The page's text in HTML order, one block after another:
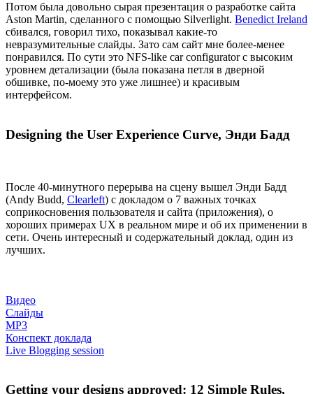
Потом была довольно сырая презентация о разработке сайта
Aston Martin, сделанного с помощью Silverlight. Benedict Ireland
сбивался, говорил тихо, показывал какие-то
невразумительные слайды. Зато сам сайт мне более-менее
понравился. По сути это NFS-like car configurator с высоким
уровнем детализации (была показана петля в дверной
обшивке, по-моему это уже лишнее) и красивым
интерфейсом.
Designing the User Experience Curve, Энди Бадд
После 40-минутного перерыва на сцену вышел Энди Бадд
(Andy Budd, Clearleft) с докладом о 7 важных точках
соприкосновения пользователя и сайта (приложения), о
хороших примерах UX в реальном мире и об их применении в
сети. Очень интересный и содержательный доклад, один из
лучших.
Видео
Слайды
MP3
Конспект доклада
Live Blogging session
Getting your designs approved: 12 Simple Rules,